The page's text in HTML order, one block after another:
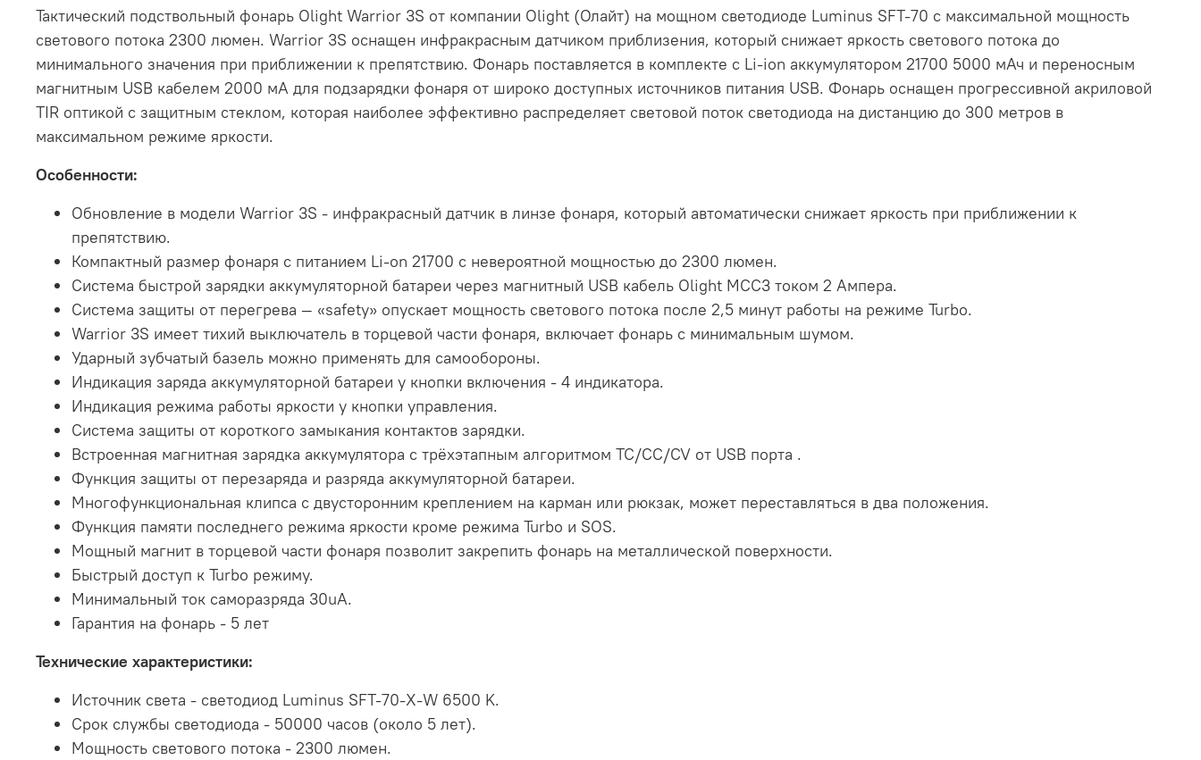
Тактический подствольный фонарь Olight Warrior 3S от компании Olight (Олайт) на мощном светодиоде Luminus SFT-70 с максимальной мощность
светового потока 2300 люмен. Warrior 3S оснащен инфракрасным датчиком приблизения, который снижает яркость светового потока до
минимального значения при приближении к препятствию. Фонарь поставляется в комплекте с Li-ion аккумулятором 21700 5000 мАч и переносным
магнитным USB кабелем 2000 мА для подзарядки фонаря от широко доступных источников питания USB. Фонарь оснащен прогрессивной акриловой
TIR оптикой с защитным стеклом, которая наиболее эффективно распределяет световой поток светодиода на дистанцию до 300 метров в
максимальном режиме яркости.
Особенности:
Обновление в модели Warrior 3S - инфракрасный датчик в линзе фонаря, который автоматически снижает яркость при приближении к
препятствию.
Компактный размер фонаря c питанием Li-on 21700 с невероятной мощностью до 2300 люмен.
Система быстрой зарядки аккумуляторной батареи через магнитный USB кабель Olight MCC3 током 2 Ампера.
Система защиты от перегрева — «safety» опускает мощность светового потока после 2,5 минут работы на режиме Turbo.
Warrior 3S имеет тихий выключатель в торцевой части фонаря, включает фонарь с минимальным шумом.
Ударный зубчатый базель можно применять для самообороны.
Индикация заряда аккумуляторной батареи у кнопки включения - 4 индикатора.
Индикация режима работы яркости у кнопки управления.
Система защиты от короткого замыкания контактов зарядки.
Встроенная магнитная зарядка аккумулятора с трёхэтапным алгоритмом TC/CC/CV от USB порта .
Функция защиты от перезаряда и разряда аккумуляторной батареи.
Многофункциональная клипса с двусторонним креплением на карман или рюкзак, может переставляться в два положения.
Функция памяти последнего режима яркости кроме режима Turbo и SOS.
Мощный магнит в торцевой части фонаря позволит закрепить фонарь на металлической поверхности.
Быстрый доступ к Turbo режиму.
Минимальный ток саморазряда 30uA.
Гарантия на фонарь - 5 лет
Технические характеристики:
Источник света - светодиод Luminus SFT-70-X-W 6500 K.
Срок службы светодиода - 50000 часов (около 5 лет).
Мощность светового потока - 2300 люмен.